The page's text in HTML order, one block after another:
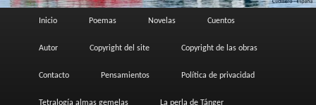
Inicio Poemas Novelas Cuentos
Autor Copyright del site Copyright de las obras
Contacto Pensamientos Política de privacidad
Tetralogía almas gemelas La perla de Tánger